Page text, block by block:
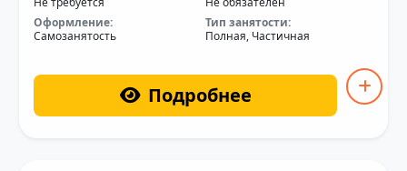
Оформление:
Самозанятость
Тип занятости:
Полная, Частичная
Подробнее